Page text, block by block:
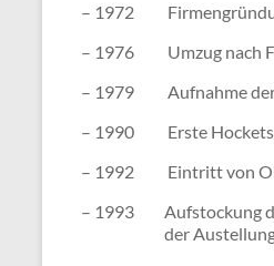
– 1972
– 1976
Umzug nach
– 1979
Aufnahme
– 1990
Erste
– 1992
Eintritt von
– 1993
Aufstockung
der